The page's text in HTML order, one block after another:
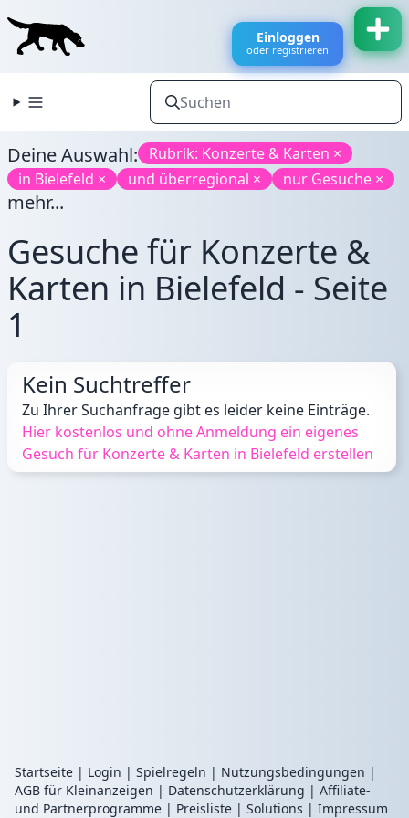
Einloggen
oder registrieren
Deine Auswahl:
Rubrik: Konzerte & Karten ×
in Bielefeld ×
und überregional × nur Gesuche ×
mehr...
Gesuche für Konzerte &
Karten in Bielefeld - Seite
1
Kein Suchtreffer
Zu Ihrer Suchanfrage gibt es leider keine Einträge.
Hier kostenlos und ohne Anmeldung ein eigenes
Gesuch für Konzerte & Karten in Bielefeld erstellen
Startseite | Login | Spielregeln | Nutzungsbedingungen |
AGB für Kleinanzeigen | Datenschutzerklärung | Affiliate-
und Partnerprogramme | Preisliste | Solutions | Impressum